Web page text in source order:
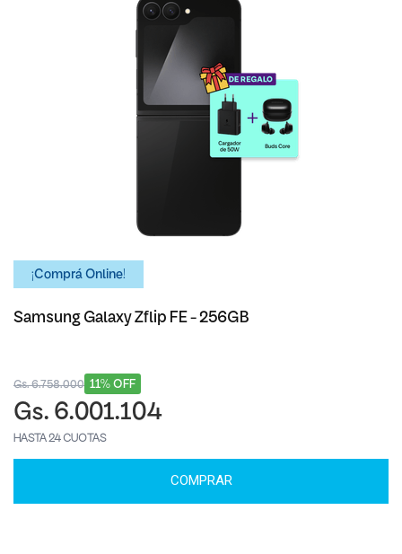
¡Comprá Online!
Samsung Galaxy Zflip FE - 256GB
11% OFF
Gs. 6.758.000
Gs. 6.001.104
HASTA 24 CUOTAS
COMPRAR